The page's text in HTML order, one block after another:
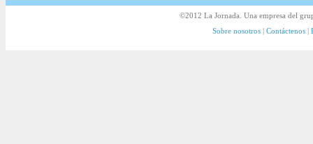
©2012 La Jornada. Una empresa del
Sobre nosotros| Contáctenos|